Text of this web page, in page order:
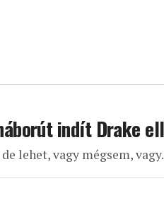
indít Drake
lehet, vagy mégsem,